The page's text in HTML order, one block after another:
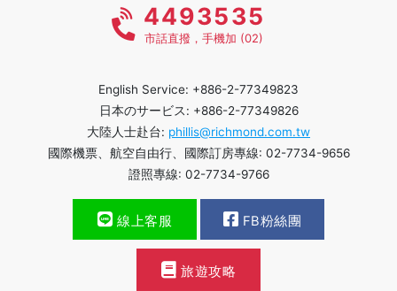
4493535
市話直撥，手機加 (02)
English Service: +886-2-77349823
日本のサービス: +886-2-77349826
大陸人士赴台: phillis@richmond.com.tw
國際機票、航空自由行、國際訂房專線: 02-7734-9656
證照專線: 02-7734-9766
線上客服 FB粉絲團
旅遊攻略